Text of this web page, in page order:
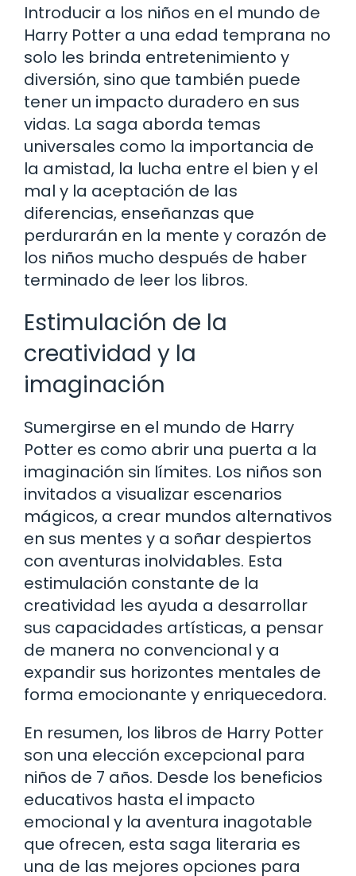
Introducir a los niños en el mundo de
Harry Potter a una edad temprana no
solo les brinda entretenimiento y
diversión, sino que también puede
tener un impacto duradero en sus
vidas. La saga aborda temas
universales como la importancia de
la amistad, la lucha entre el bien y el
mal y la aceptación de las
diferencias, enseñanzas que
perdurarán en la mente y corazón de
los niños mucho después de haber
terminado de leer los libros.
Estimulación de la
creatividad y la
imaginación
Sumergirse en el mundo de Harry
Potter es como abrir una puerta a la
imaginación sin límites. Los niños son
invitados a visualizar escenarios
mágicos, a crear mundos alternativos
en sus mentes y a soñar despiertos
con aventuras inolvidables. Esta
estimulación constante de la
creatividad les ayuda a desarrollar
sus capacidades artísticas, a pensar
de manera no convencional y a
expandir sus horizontes mentales de
forma emocionante y enriquecedora.
En resumen, los libros de Harry Potter
son una elección excepcional para
niños de 7 años. Desde los beneficios
educativos hasta el impacto
emocional y la aventura inagotable
que ofrecen, esta saga literaria es
una de las mejores opciones para